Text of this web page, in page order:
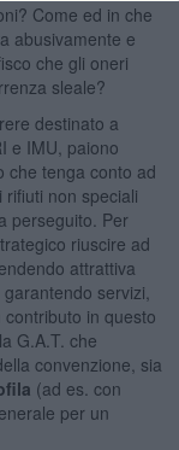
Come ed in che
abusivamente e
che gli oneri
sleale?
destinato a
e IMU, paiono
che tenga conto ad
rifiuti non speciali
perseguito. Per
riuscire ad
attrattiva
servizi,
in questo
G.A.T. che
convenzione, sia
(ad es. con
per un